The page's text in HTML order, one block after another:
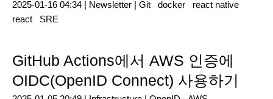
2025-01-16 04:34 | Newsletter | Git docker
react native
react
SRE
GitHub Actions에서 AWS 인증에
OIDC(OpenID Connect) 사용하기